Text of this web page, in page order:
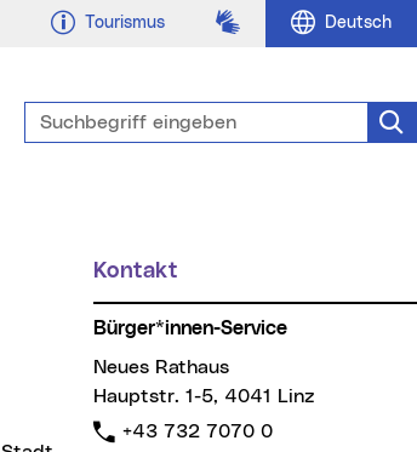
Tourismus Gebärdensprache
Deutsch
Suchbegriff eingeben
Weitere Informationen
Kontakt
Bürger*innen-Service
Neues Rathaus
Hauptstr. 1-5, 4041 Linz
Telefon:
+43 732 7070 0